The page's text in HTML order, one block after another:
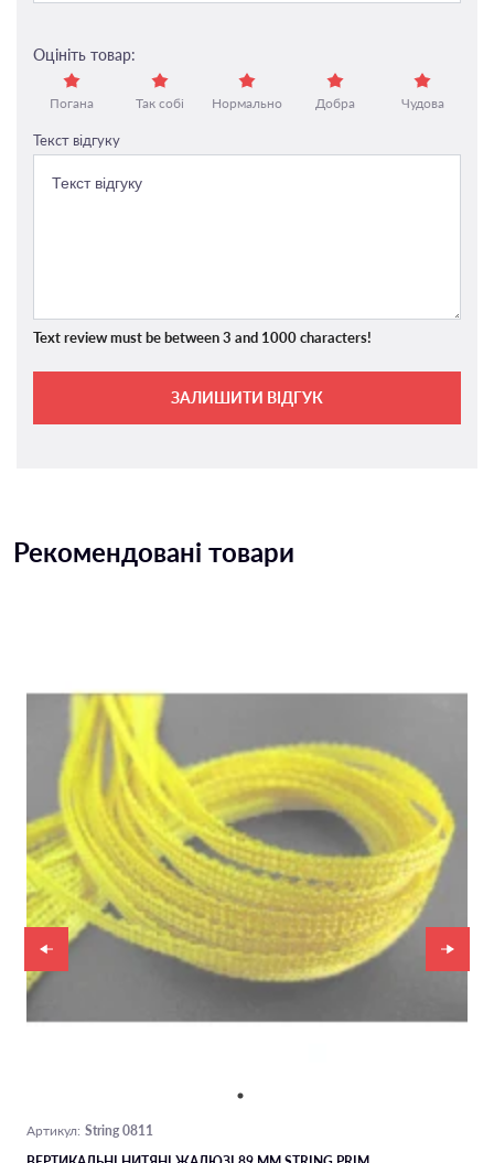
Оцініть товар:
Погана Так собі Нормально Добра Чудова
Текст відгуку
Text review must be between 3 and 1000 characters!
ЗАЛИШИТИ ВІДГУК
Рекомендовані товари
Артикул: String 0811